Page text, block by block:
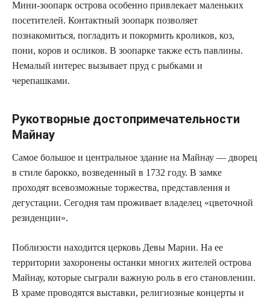
Мини-зоопарк острова особенно привлекает маленьких
посетителей. Контактный зоопарк позволяет
познакомиться, погладить и покормить кроликов, коз,
пони, коров и осликов. В зоопарке также есть павлины.
Немалый интерес вызывает пруд с рыбками и
черепашками.
Рукотворные достопримечательности
Майнау
Самое большое и центральное здание на Майнау — дворец
в стиле барокко, возведенный в 1732 году. В замке
проходят всевозможные торжества, представления и
дегустации. Сегодня там проживает владелец «цветочной
резиденции».
Поблизости находится церковь Девы Марии. На ее
территории захоронены останки многих жителей острова
Майнау, которые сыграли важную роль в его становлении.
В храме проводятся выставки, религиозные концерты и